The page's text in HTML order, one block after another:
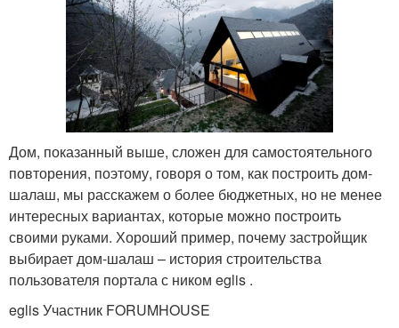
Дом, показанный выше, сложен для самостоятельного
повторения, поэтому, говоря о том, как построить дом-
шалаш, мы расскажем о более бюджетных, но не менее
интересных вариантах, которые можно построить
своими руками. Хороший пример, почему застройщик
выбирает дом-шалаш – история строительства
пользователя портала с ником eglis .
eglis Участник FORUMHOUSE